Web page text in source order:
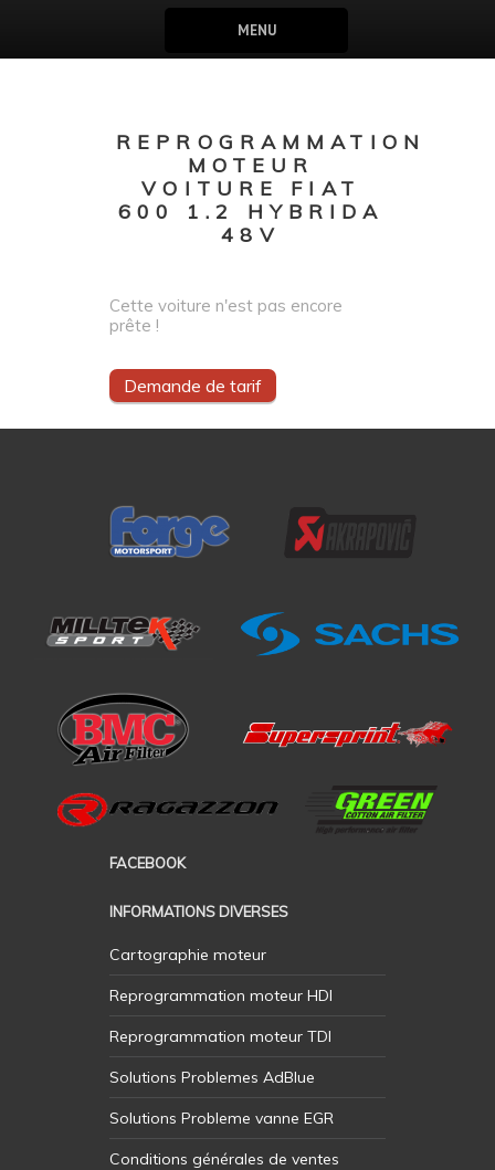
MENU
REPROGRAMMATION
MOTEUR
VOITURE FIAT
600 1.2 HYBRIDA
48V
Cette voiture n'est pas encore
prête !
Demande de tarif
FACEBOOK
INFORMATIONS DIVERSES
Cartographie moteur
Reprogrammation moteur HDI
Reprogrammation moteur TDI
Solutions Problemes AdBlue
Solutions Probleme vanne EGR
Conditions générales de ventes